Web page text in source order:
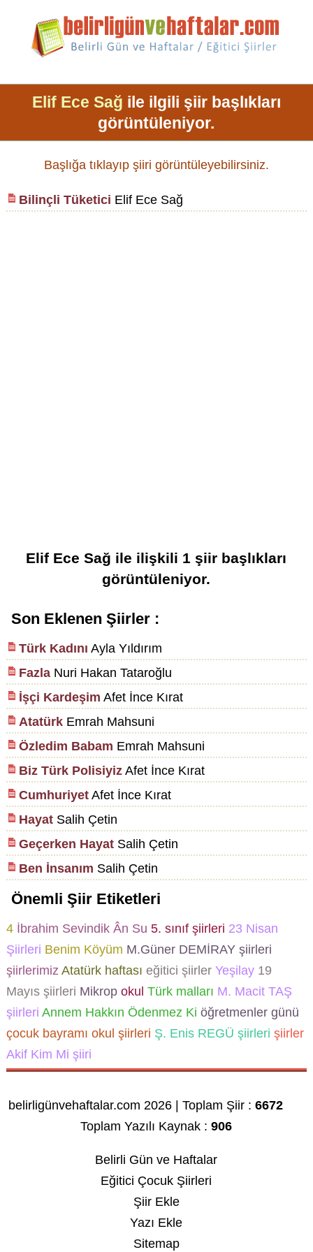
Elif Ece Sağ ile ilgili şiir başlıkları
görüntüleniyor.
Başlığa tıklayıp şiiri görüntüleyebilirsiniz.
Bilinçli Tüketici Elif Ece Sağ
Elif Ece Sağ ile ilişkili 1 şiir başlıkları
görüntüleniyor.
Son Eklenen Şiirler :
Türk Kadını Ayla Yıldırım
FazlaNuri Hakan Tataroğlu
İşçi Kardeşim Afet İnce Kırat
AtatürkEmrah Mahsuni
Özledim Babam Emrah Mahsuni
Biz Türk PolisiyizAfet İnce Kırat
CumhuriyetAfet İnce Kırat
HayatSalih Çetin
Geçerken HayatSalih Çetin
Ben İnsanım Salih Çetin
Önemli Şiir Etiketleri
4 İbrahim Sevindik Ân Su 5. sınıf şiirleri 23 Nisan
Şiirleri Benim Köyüm M.Güner DEMİRAY şiirleri
şiirlerimiz Atatürk haftası eğitici şiirler Yeşilay 19
Mayıs şiirleri Mikrop okul Türk malları M. Macit TAŞ
şiirleri Annem Hakkın Ödenmez Ki öğretmenler günü
çocuk bayramı okul şiirleri Ş. Enis REGÜ şiirleri şiirler
Akif Kim Mi şiiri
belirligünvehaftalar.com 2026 | Toplam Şiir :6672
Toplam Yazılı Kaynak :906
Belirli Gün ve Haftalar
Eğitici Çocuk Şiirleri
Şiir Ekle
Yazı Ekle
Sitemap